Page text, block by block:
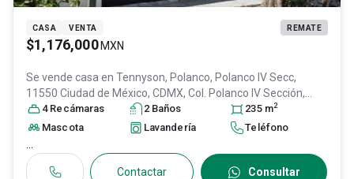
CASA VENTA REMATE
$1,176,000 MXN
Se vende casa en Tennyson, Polanco, Polanco IV Secc,
11550 Ciudad de México, CDMX, Col. Polanco IV Sección,
Miguel Hidalgo, DF / CDMX, México , C.P. 11550, ID:31360501
4 Recámaras 2 Baños 235 m2
Mascota Lavandería Teléfono
...
Contactar Consultar